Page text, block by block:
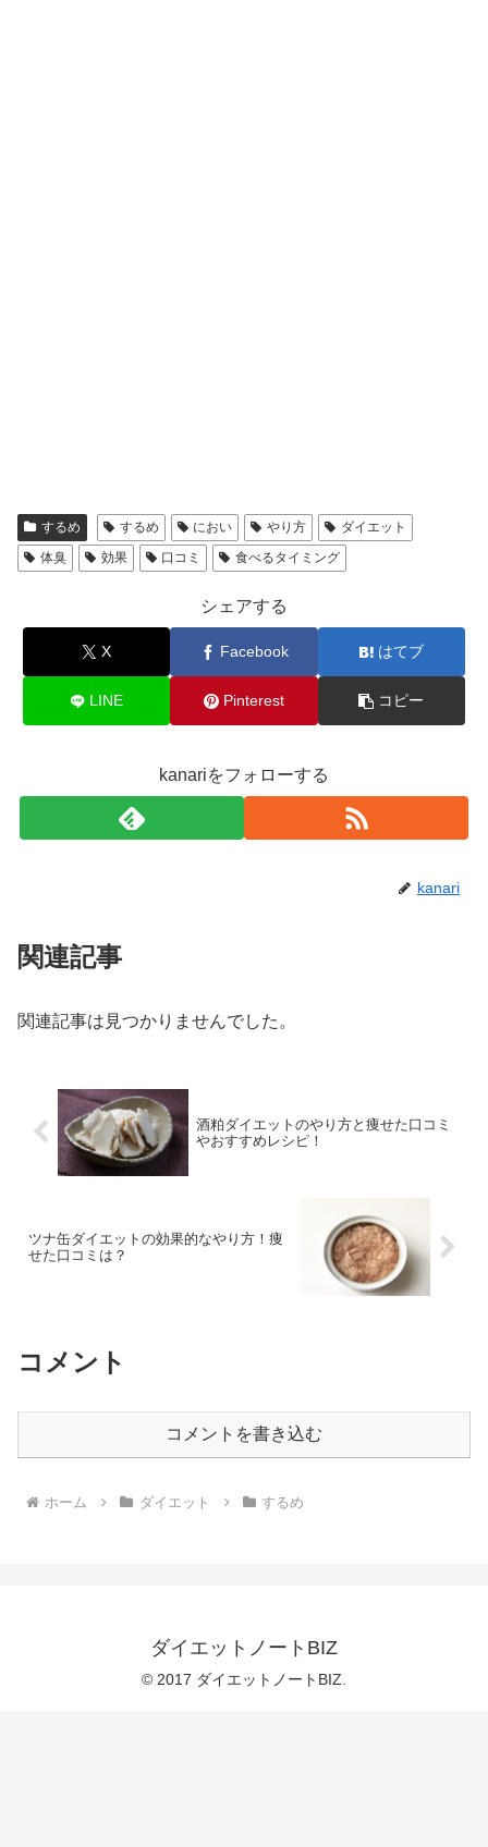
するめ するめ におい やり方
ダイエット
体臭
効果 口コミ 食べるタイミング
シェアする
X Facebook はてブ
LINE Pinterest コピー
kanariをフォローする
kanari
関連記事
関連記事は見つかりませんでした。
酒粕ダイエットのやり方と痩せた口コミ
やおすすめレシピ！
ツナ缶ダイエットの効果的なやり方！痩
せた口コミは？
コメント
コメントを書き込む
ホーム ダイエット するめ
ダイエットノートBIZ
© 2017 ダイエットノートBIZ.